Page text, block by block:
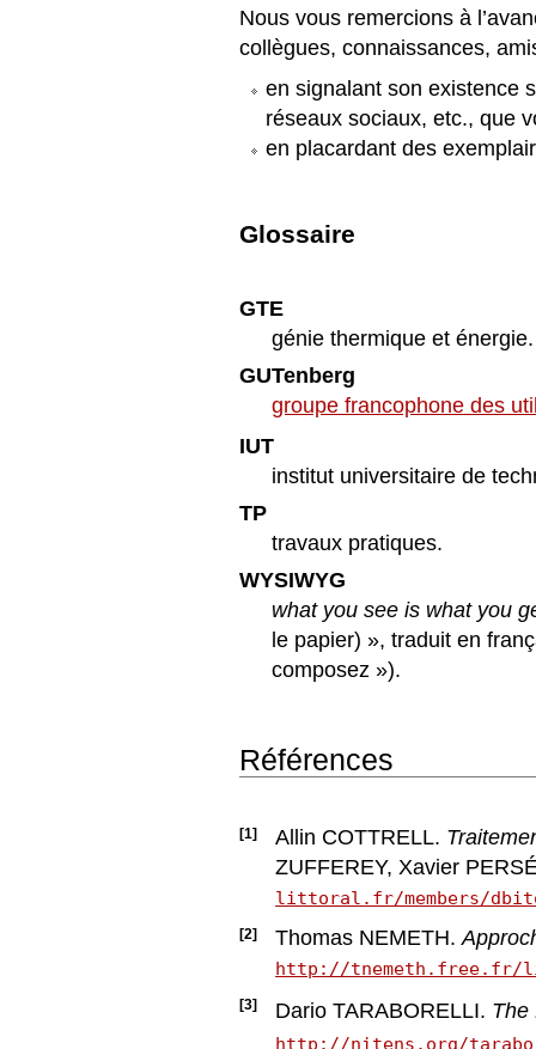
Nous vous remercions à
collègues, connaissances,
en signalant son existence
réseaux sociaux, etc., que
en placardant des
Glossaire
GTE
génie thermique et énergie.
GUTenberg
groupe francophone des
IUT
institut universitaire de
TP
travaux pratiques.
WYSIWYG
what you see is what you
le papier) », traduit en
composez »).
Références
[1] Allin COTTRELL.
ZUFFEREY, Xavier
littoral.fr/members/
[2] Thomas NEMETH.
http://tnemeth.free.fr/
[3] Dario TARABORELLI. The
http://nitens.org/